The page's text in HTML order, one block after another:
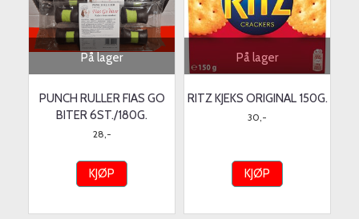
På lager
PUNCH RULLER FIAS GO
BITER 6ST./180G.
28,-
KJØP
På lager
RITZ KJEKS ORIGINAL 150G.
30,-
KJØP